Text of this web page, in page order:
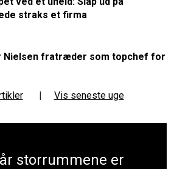
straks et firma
Nielsen fratræder som topchef for
| Vis seneste uge
storrummene er